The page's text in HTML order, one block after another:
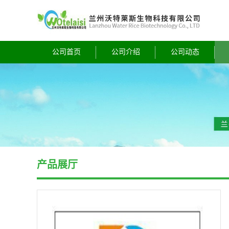
公司首页 公司介绍 公司动态
产品展厅